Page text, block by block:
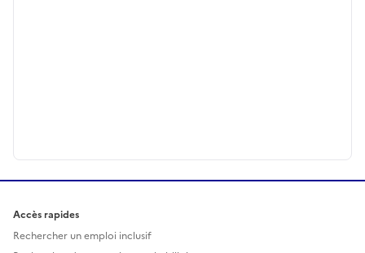
Accès rapides
Rechercher un emploi inclusif